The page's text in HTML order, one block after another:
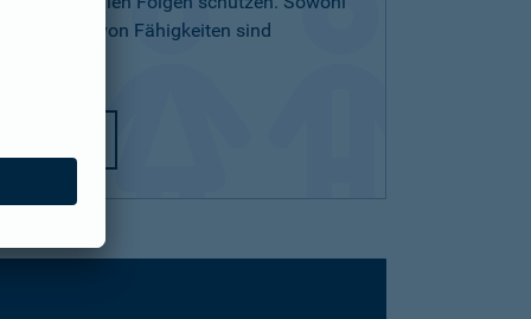
von Fähigkeiten sind